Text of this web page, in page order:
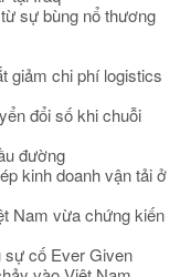
sự bùng nổ thương
giảm chi phí logistics
đổi số khi chuỗi
đường
kinh doanh vận tải ở
Nam vừa chứng kiến
sự cố Ever Given